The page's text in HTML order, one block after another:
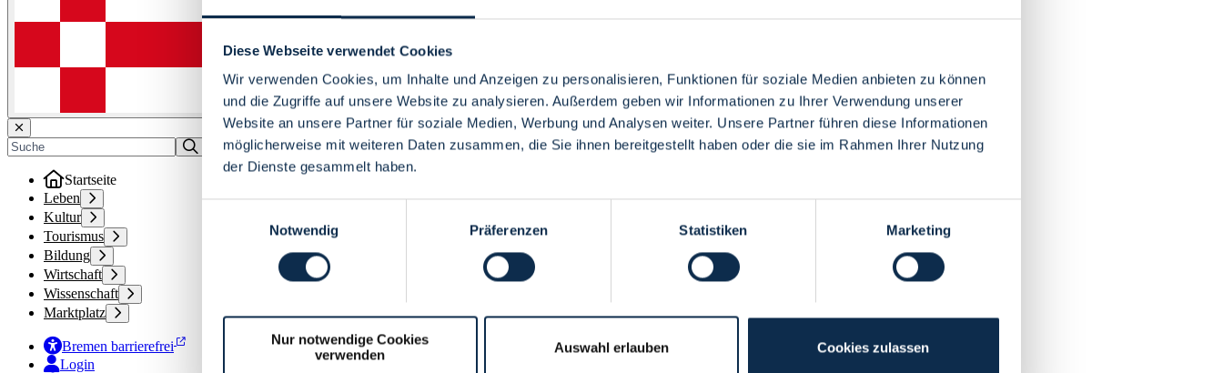
Diese Webseite verwendet Cookies
Wir verwenden Cookies, um Inhalte und Anzeigen zu personalisieren, Funktionen für soziale Medien anbieten zu können
und die Zugriffe auf unsere Website zu analysieren. Außerdem geben wir Informationen zu Ihrer Verwendung unserer
Website an unsere Partner für soziale Medien, Werbung und Analysen weiter. Unsere Partner führen diese Informationen
möglicherweise mit weiteren Daten zusammen, die Sie ihnen bereitgestellt haben oder die sie im Rahmen Ihrer Nutzung
der Dienste gesammelt haben.
Notwendig
Präferenzen Statistiken Marketing
Nur notwendige Cookies
verwenden
Auswahl erlauben Cookies zulassen
Menü
Startseite
Leben
Kultur
Tourismus
Bildung
Wirtschaft
Wissenschaft
Marktplatz
Bremen barrierefrei
Login